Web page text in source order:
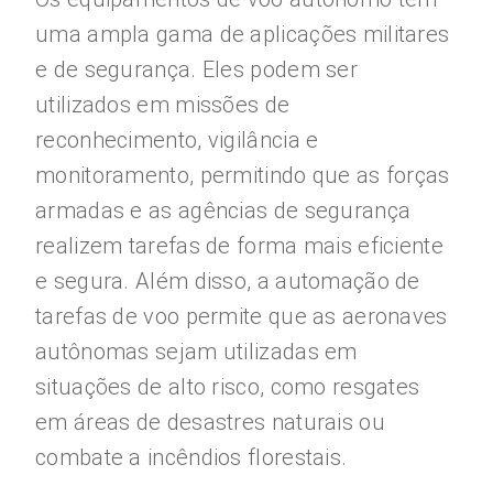
uma ampla gama de aplicações militares
e de segurança. Eles podem ser
utilizados em missões de
reconhecimento, vigilância e
monitoramento, permitindo que as forças
armadas e as agências de segurança
realizem tarefas de forma mais eficiente
e segura. Além disso, a automação de
tarefas de voo permite que as aeronaves
autônomas sejam utilizadas em
situações de alto risco, como resgates
em áreas de desastres naturais ou
combate a incêndios florestais.